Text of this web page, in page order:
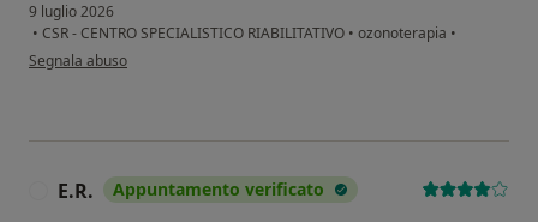
9 luglio 2026
• CSR - CENTRO SPECIALISTICO RIABILITATIVO • ozonoterapia •
secondo l'opinione dell'utente Luca Degli Agosti
Segnala abuso
E.R. Appuntamento verificato